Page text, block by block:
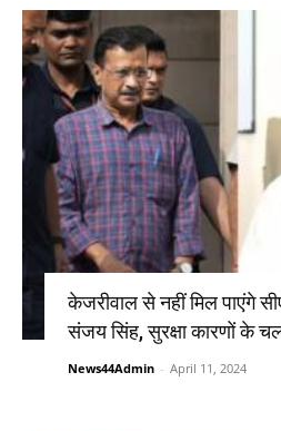
केजरीवाल से नहीं मिल पाएंगे
संजय सिंह, सुरक्षा कारणों के
News44Admin - April 11, 2024